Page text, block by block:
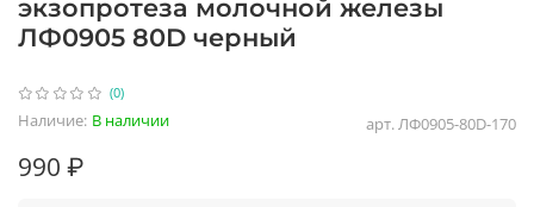
(0)
арт.ЛФ0905-80D-170
Наличие: В наличии
экзопротеза молочной железы
ЛФ0905 80D черный
990 ₽